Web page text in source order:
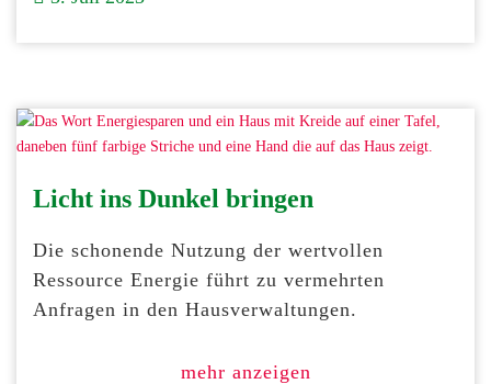
Licht ins Dunkel bringen
Die schonende Nutzung der wertvollen
Ressource Energie führt zu vermehrten
Anfragen in den Hausverwaltungen.
mehr anzeigen